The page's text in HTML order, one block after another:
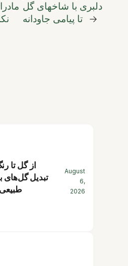
دلبری با شاخهای گل
تا پیامی جاودانه
→
از گل تا
تبدیل گل‌های
August
6,
2026